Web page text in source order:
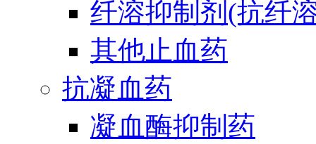
纤溶抑制剂(抗纤
其他止血药
抗凝血药
凝血酶抑制药